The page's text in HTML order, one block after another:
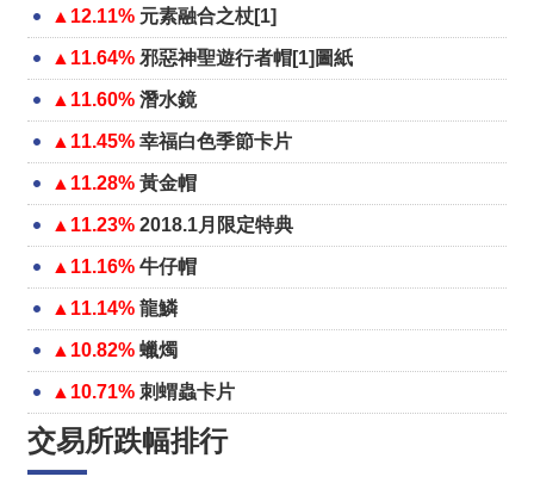
▲12.11% 元素融合之杖[1]
▲11.64% 邪惡神聖遊行者帽[1]圖紙
▲11.60% 潛水鏡
▲11.45% 幸福白色季節卡片
▲11.28% 黃金帽
▲11.23% 2018.1月限定特典
▲11.16% 牛仔帽
▲11.14% 龍鱗
▲10.82% 蠟燭
▲10.71% 刺蝟蟲卡片
交易所跌幅排行